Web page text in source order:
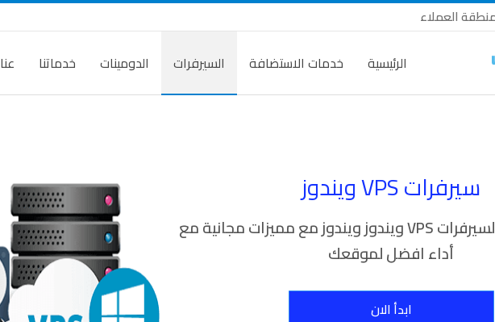
العملاء
الرئيسية خدمات الاستضافة السيرفرات الدومينات خدماتنا عنا
سيرفرات VPS ويندوز
تمتع بأفضل سعر لسيرفرات VPS ويندوز ويندوز مع مميزات مجانية مع
أداء افضل لموقعك
ابدأ الان